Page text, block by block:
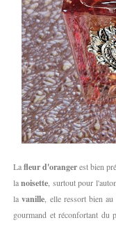
Lafleur d'orangerest bien
lanoisette, surtout pour
lavanille, elle ressort bien au
gourmand et réconfortant du